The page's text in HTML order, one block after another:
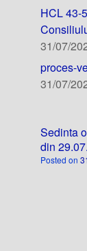
HCL 43-
31/07/
proces-
31/07/
Sedinta
din
Posted on